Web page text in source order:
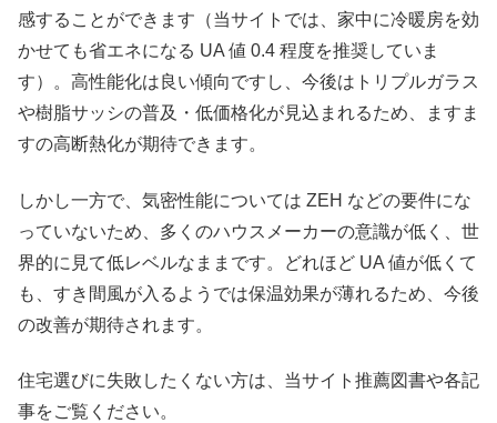
感することができます（当サイトでは、家中に冷暖房を効
かせても省エネになる UA 値 0.4 程度を推奨していま
す）。高性能化は良い傾向ですし、今後はトリプルガラス
や樹脂サッシの普及・低価格化が見込まれるため、ますま
すの高断熱化が期待できます。
しかし一方で、気密性能については ZEH などの要件にな
っていないため、多くのハウスメーカーの意識が低く、世
界的に見て低レベルなままです。どれほど UA 値が低くて
も、すき間風が入るようでは保温効果が薄れるため、今後
の改善が期待されます。
住宅選びに失敗したくない方は、当サイト推薦図書や各記
事をご覧ください。